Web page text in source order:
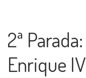
2ª
Enrique IV